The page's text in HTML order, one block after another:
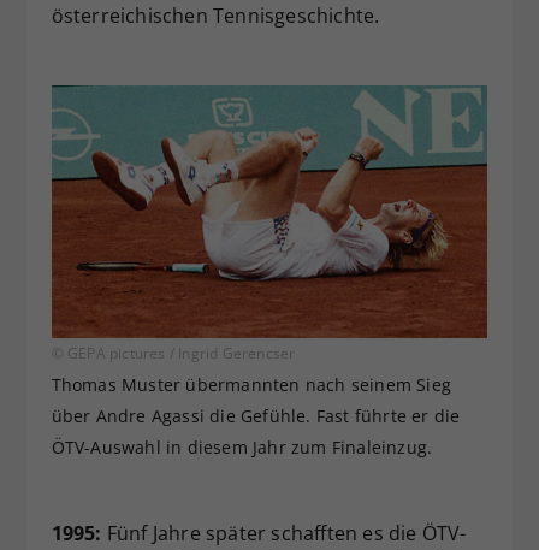
österreichischen Tennisgeschichte.
© GEPA pictures / Ingrid Gerencser
Thomas Muster übermannten nach seinem Sieg
über Andre Agassi die Gefühle. Fast führte er die
ÖTV-Auswahl in diesem Jahr zum Finaleinzug.
1995: Fünf Jahre später schafften es die ÖTV-